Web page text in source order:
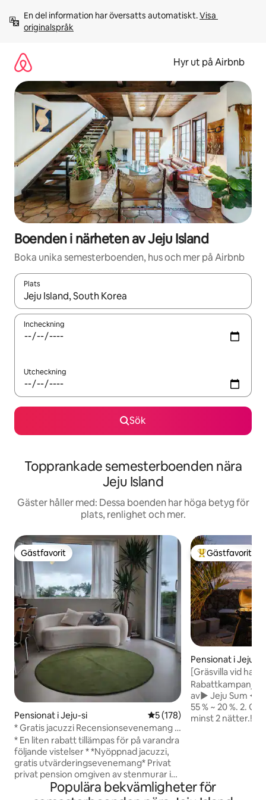
innehåll
En del information har översatts automatiskt. Visa
originalspråk
Hyr ut på Airbnb
Boenden i närheten av Jeju Island
Boka unika semesterboenden, hus och mer på Airbnb
Plats
När resultaten är tillgängliga kan du navigera med upp- och
Incheckning
Utcheckning
Sök
Topprankade semesterboenden nära
Jeju Island
Gäster håller med: Dessa boenden har höga betyg för
plats, renlighet och mer.
Gästfavorit
Gästfavorit
Pensionat i Jeju-si 5 av 5 i genomsnittligt
5 (178)
* Gratis jacuzzi Recensionsevenemang *
[Stay Finda Loft B Building] Privat,
känslig, privat boende
* En liten rabatt tillämpas för på varandra
följande vistelser * *Nyöppnad jacuzzi,
gratis utvärderingsevenemang* Privat
privat pension omgiven av stenmurar i
ett lugnt utrymme i Dumori Vår
Staypinda är ett boende som ligger inom
Populär
Gästfavorit
Pensionat i Jeju-si
[Gräsvilla vid
Rabattkampanj
av▶ Jeju Sum ◀
55 % ~ 20 %. 2. Gratis laddning av elbil för
minst 2 nätter.!!! En fridfull vistelse på
inomhus är du
några hinder.
Populära bekvämligheter för